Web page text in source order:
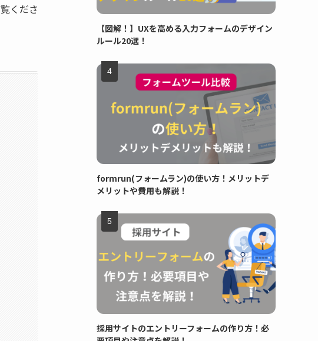
くださ
【図解！】UXを高める入力フォームのデザイン
ルール20選！
formrun(フォームラン)の使い方！メリットデ
メリットや費用も解説！
採用サイトのエントリーフォームの作り方！必